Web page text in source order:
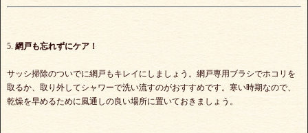
5. 網戸も忘れずにケア！
サッシ掃除のついでに網戸もキレイにしましょう。網戸専用ブラシでホコリを
取るか、取り外してシャワーで洗い流すのがおすすめです。寒い時期なので、
乾燥を早めるために風通しの良い場所に置いておきましょう。